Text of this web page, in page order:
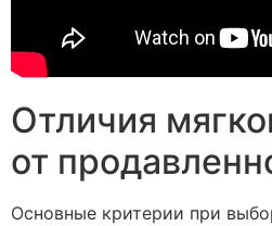
Отличия
от
Основные критерии при